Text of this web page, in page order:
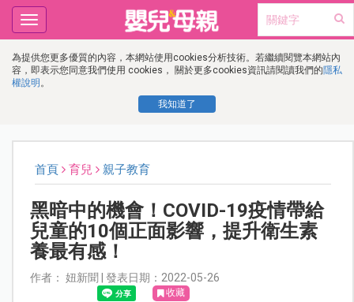
為提供您更多優質的內容，本網站使用cookies分析技術。若繼續閱覽本網站內
容，即表示您同意我們使用 cookies， 關於更多cookies資訊請閱讀我們的隱私
權說明 。
我知道了
Toggle
navigation
首頁 育兒 親子教育
黑暗中的機會！COVID-19疫情帶給
兒童的10個正面影響，提升衛生素
養最有感！
作者： 妞新聞 | 發表日期：2022-05-26
收藏